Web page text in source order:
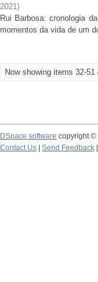
2021)
Rui Barbosa: cronologia
momentos da vida de um
Now showing items 32-51
DSpace software copyright ©
Contact Us
Send Feedback